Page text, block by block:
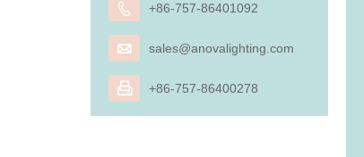
 +86-757-86401092
 sales@anovalighting.com
 +86-757-86400278